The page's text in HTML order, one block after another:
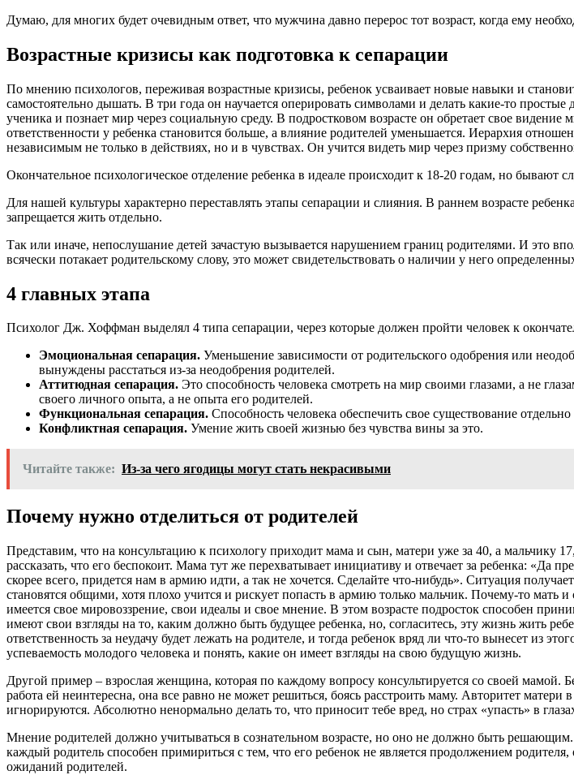
Думаю, для многих будет очевидным ответ, что мужчина давно перерос тот возраст, когда ему
Возрастные кризисы как подготовка к сепарации
По мнению психологов, переживая возрастные кризисы, ребенок усваивает новые навыки и
самостоятельно дышать. В три года он научается оперировать символами и делать какие-то
ученика и познает мир через социальную среду. В подростковом возрасте он обретает свое
ответственности у ребенка становится больше, а влияние родителей уменьшается. Иерархия
независимым не только в действиях, но и в чувствах. Он учится видеть мир через призму
Окончательное психологическое отделение ребенка в идеале происходит к 18-20 годам, но бывают
Для нашей культуры характерно переставлять этапы сепарации и слияния. В раннем возрасте
запрещается жить отдельно.
Так или иначе, непослушание детей зачастую вызывается нарушением границ родителями. И это
всячески потакает родительскому слову, это может свидетельствовать о наличии у него
4 главных этапа
Психолог Дж. Хоффман выделял 4 типа сепарации, через которые должен пройти человек к
Эмоциональная сепарация. Уменьшение зависимости от родительского одобрения или
вынуждены расстаться из-за неодобрения родителей.
Аттитюдная сепарация. Это способность человека смотреть на мир своими глазами, а не
своего личного опыта, а не опыта его родителей.
Функциональная сепарация. Способность человека обеспечить свое существование
Конфликтная сепарация. Умение жить своей жизнью без чувства вины за это.
Читайте также: Из-за чего ягодицы могут стать некрасивыми
Почему нужно отделиться от родителей
Представим, что на консультацию к психологу приходит мама и сын, матери уже за 40, а мальчику
рассказать, что его беспокоит. Мама тут же перехватывает инициативу и отвечает за ребенка: «Да
скорее всего, придется нам в армию идти, а так не хочется. Сделайте что-нибудь». Ситуация
становятся общими, хотя плохо учится и рискует попасть в армию только мальчик. Почему-то
имеется свое мировоззрение, свои идеалы и свое мнение. В этом возрасте подросток способен
имеют свои взгляды на то, каким должно быть будущее ребенка, но, согласитесь, эту жизнь жить
ответственность за неудачу будет лежать на родителе, и тогда ребенок вряд ли что-то вынесет из
успеваемость молодого человека и понять, какие он имеет взгляды на свою будущую жизнь.
Другой пример – взрослая женщина, которая по каждому вопросу консультируется со своей
работа ей неинтересна, она все равно не может решиться, боясь расстроить маму. Авторитет
игнорируются. Абсолютно ненормально делать то, что приносит тебе вред, но страх «упасть» в
Мнение родителей должно учитываться в сознательном возрасте, но оно не должно быть
каждый родитель способен примириться с тем, что его ребенок не является продолжением
ожиданий родителей.